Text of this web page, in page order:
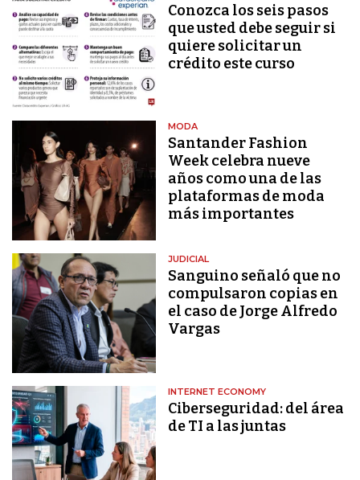
Conozca los seis pasos
que usted debe seguir si
quiere solicitar un
crédito este curso
MODA
Santander Fashion
Week celebra nueve
años como una de las
plataformas de moda
más importantes
JUDICIAL
Sanguino señaló que no
compulsaron copias en
el caso de Jorge Alfredo
Vargas
INTERNET ECONOMY
Ciberseguridad: del área
de TI a las juntas